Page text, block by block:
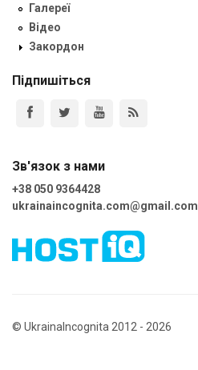
Галереї
Відео
Закордон
Підпишіться
Зв'язок з нами
+38 050 9364428
ukrainaincognita.com@gmail.com
© UkrainaIncognita 2012 - 2026